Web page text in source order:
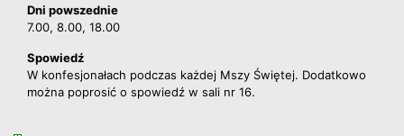
Dni powszednie
7.00, 8.00, 18.00
Spowiedź
W konfesjonałach podczas każdej Mszy Świętej. Dodatkowo
można poprosić o spowiedź w sali nr 16.